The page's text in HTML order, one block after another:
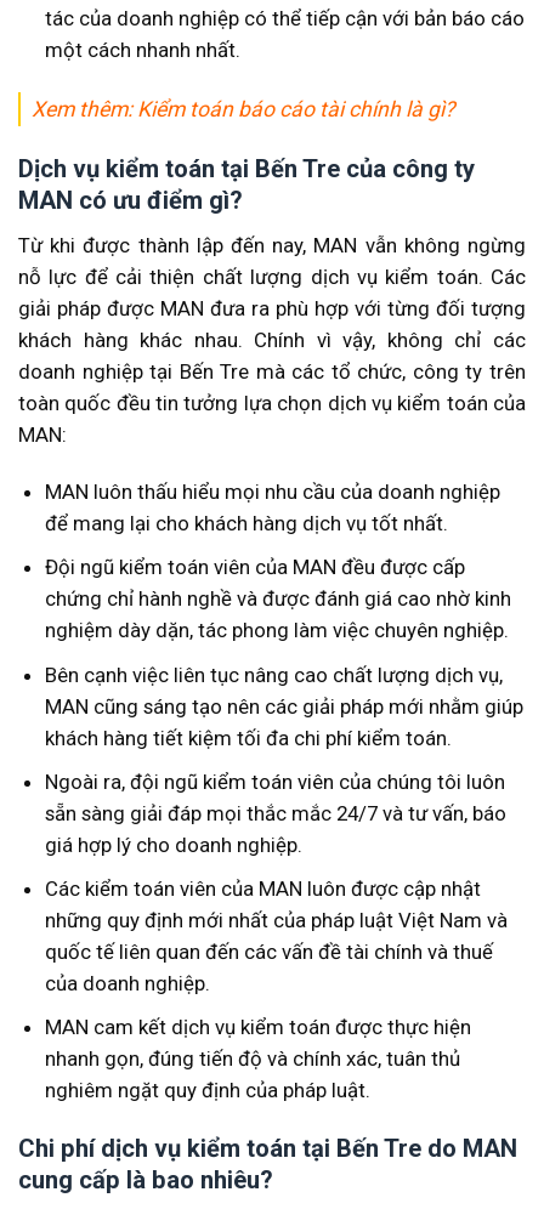
tác của doanh nghiệp có thể tiếp cận với bản báo cáo
một cách nhanh nhất.
Xem thêm:Kiểm toán báo cáo tài chính là gì?
Dịch vụ kiểm toán tại Bến Tre của công ty
MAN có ưu điểm gì?
Từ khi được thành lập đến nay, MAN vẫn không ngừng
nỗ lực để cải thiện chất lượng dịch vụ kiểm toán. Các
giải pháp được MAN đưa ra phù hợp với từng đối tượng
khách hàng khác nhau. Chính vì vậy, không chỉ các
doanh nghiệp tại Bến Tre mà các tổ chức, công ty trên
toàn quốc đều tin tưởng lựa chọn dịch vụ kiểm toán của
MAN:
MAN luôn thấu hiểu mọi nhu cầu của doanh nghiệp
để mang lại cho khách hàng dịch vụ tốt nhất.
Đội ngũ kiểm toán viên của MAN đều được cấp
chứng chỉ hành nghề và được đánh giá cao nhờ kinh
nghiệm dày dặn, tác phong làm việc chuyên nghiệp.
Bên cạnh việc liên tục nâng cao chất lượng dịch vụ,
MAN cũng sáng tạo nên các giải pháp mới nhằm giúp
khách hàng tiết kiệm tối đa chi phí kiểm toán.
Ngoài ra, đội ngũ kiểm toán viên của chúng tôi luôn
sẵn sàng giải đáp mọi thắc mắc 24/7 và tư vấn, báo
giá hợp lý cho doanh nghiệp.
Các kiểm toán viên của MAN luôn được cập nhật
những quy định mới nhất của pháp luật Việt Nam và
quốc tế liên quan đến các vấn đề tài chính và thuế
của doanh nghiệp.
MAN cam kết dịch vụ kiểm toán được thực hiện
nhanh gọn, đúng tiến độ và chính xác, tuân thủ
nghiêm ngặt quy định của pháp luật.
Chi phí dịch vụ kiểm toán tại Bến Tre do MAN
cung cấp là bao nhiêu?